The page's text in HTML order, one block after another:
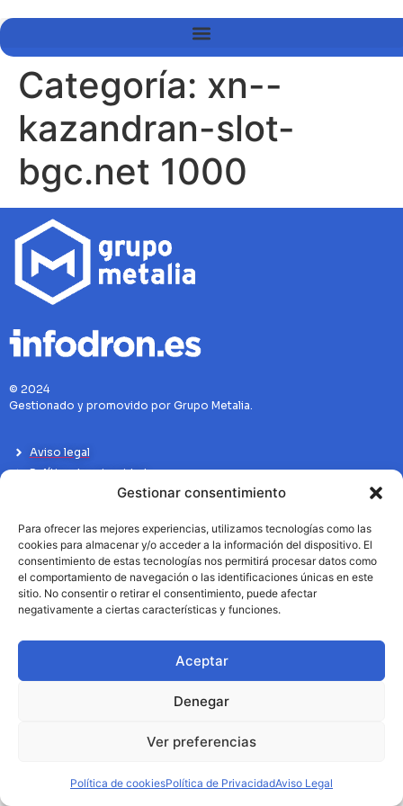
Gestionar consentimiento
Para ofrecer las mejores experiencias, utilizamos tecnologías como las
cookies para almacenar y/o acceder a la información del dispositivo. El
consentimiento de estas tecnologías nos permitirá procesar datos como
el comportamiento de navegación o las identificaciones únicas en este
sitio. No consentir o retirar el consentimiento, puede afectar
negativamente a ciertas características y funciones.
Aceptar
Denegar
Ver preferencias
Política de cookiesPolítica de PrivacidadAviso Legal
Categoría: xn--
kazandran-slot-
bgc.net 1000
© 2024
Gestionado y promovido por Grupo Metalia.
Aviso legal
Política de privacidad
Politíca de Cookies